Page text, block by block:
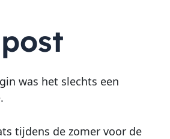
was het slechts een
tijdens de zomer voor de